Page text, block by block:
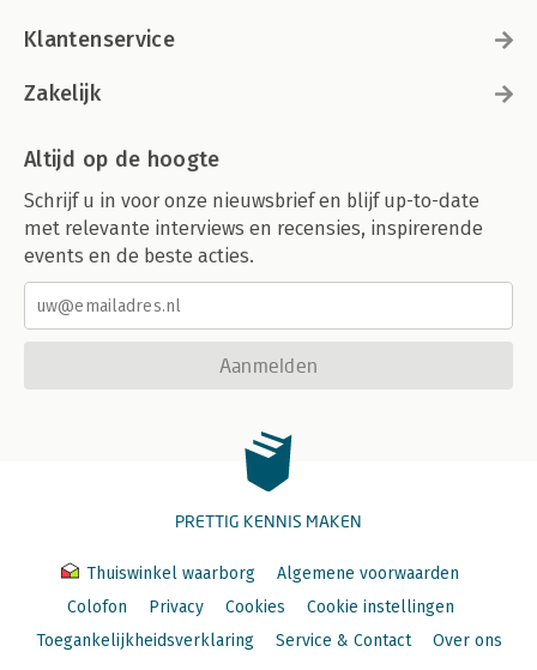
Klantenservice
Zakelijk
Altijd op de hoogte
Schrijf u in voor onze nieuwsbrief en blijf up-to-date
met relevante interviews en recensies, inspirerende
events en de beste acties.
Aanmelden
PRETTIG KENNIS MAKEN
Thuiswinkel waarborg
Algemene voorwaarden
Colofon
Privacy Cookies
Cookie instellingen
Toegankelijkheidsverklaring
Service & Contact Over ons